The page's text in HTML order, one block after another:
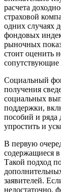
расчета
страховой
одних случаях
фондовых
рыночных
стоит оценить
сопутствующие
Социальный
получения
социальных
поддержки,
пособий и ряда
упростить и
В первую
содержащиеся
Такой подход
заявителей.
недостаточно,